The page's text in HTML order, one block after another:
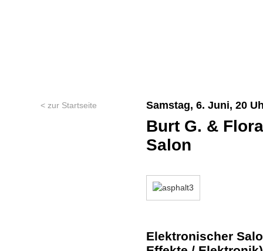
< zur Startseite Samstag, 6. Juni, 20
Burt G. &
Salon
Elektronischer